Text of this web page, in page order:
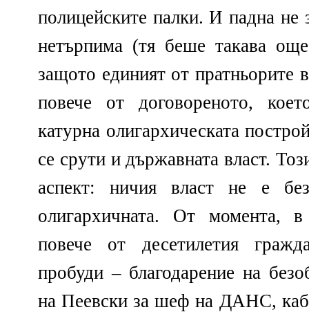
полицейските палки. И падна не
нетърпима (тя беше такава
защото единият от пратньорите
повече от договореното,
катурна олигархическата
се срути и държавната власт.
аспект: ничия власт не е
олигархичната. От момента,
повече от десетилетия
пробуди – благодарение на
на Пеевски за шеф на ДАНС,